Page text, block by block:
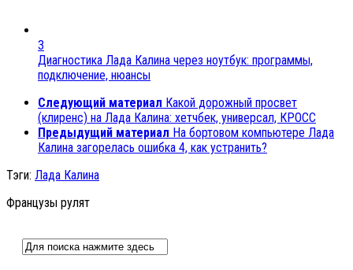
3
Диагностика Лада Калина через ноутбук: программы,
подключение, нюансы
Следующий материал Какой дорожный просвет
(клиренс) на Лада Калина: хетчбек, универсал, КРОСС
Предыдущий материал На бортовом компьютере Лада
Калина загорелась ошибка 4, как устранить?
Тэги: Лада Калина
Французы рулят